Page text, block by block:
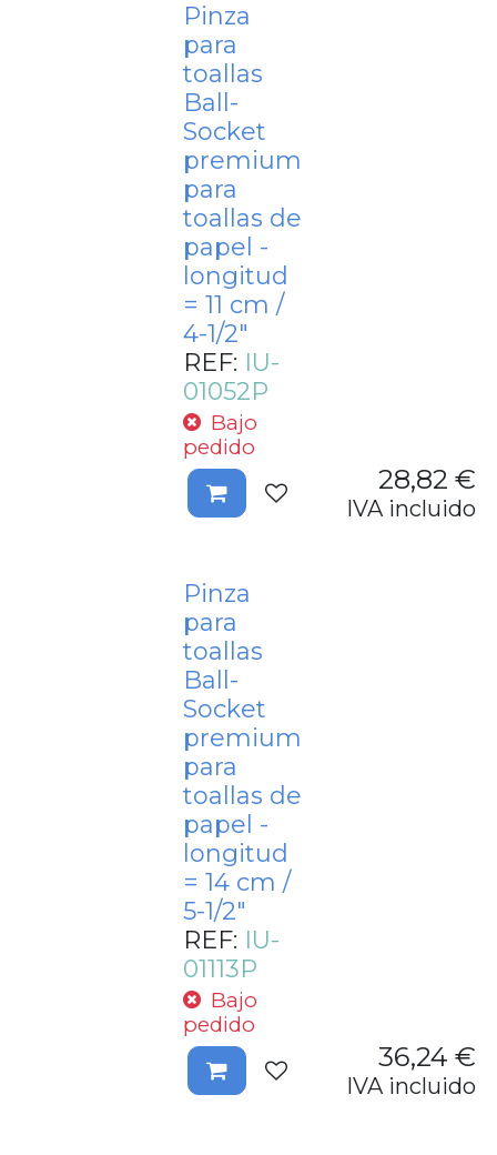
Pinza
para
toallas
Ball-
Socket
premium
para
toallas de
papel -
longitud
= 11 cm /
4-1/2"
REF: IU-
01052P
Bajo
pedido
28,82 €
IVA incluido
Pinza
para
toallas
Ball-
Socket
premium
para
toallas de
papel -
longitud
= 14 cm /
5-1/2"
REF: IU-
01113P
Bajo
pedido
36,24 €
IVA incluido